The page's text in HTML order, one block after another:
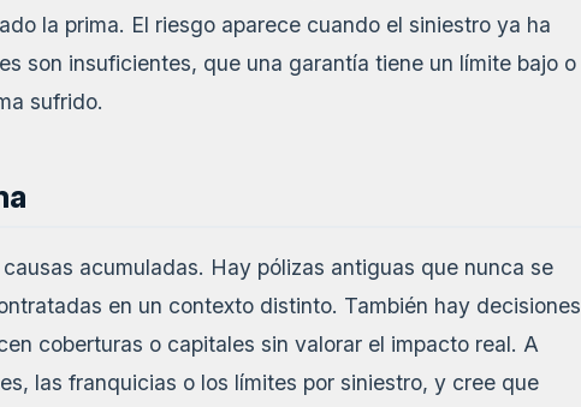
la prima. El riesgo aparece cuando el siniestro ya ha
son insuficientes, que una garantía tiene un límite bajo o
sufrido.
acumuladas. Hay pólizas antiguas que nunca se
en un contexto distinto. También hay decisiones
coberturas o capitales sin valorar el impacto real. A
las franquicias o los límites por siniestro, y cree que